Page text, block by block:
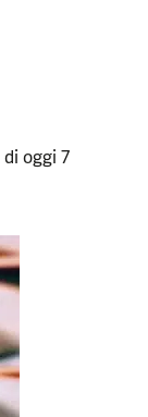
oggi 7